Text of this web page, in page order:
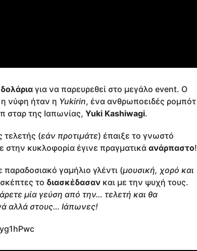
για να παρευρεθεί στο μεγάλο event. Ο
η νύφη ήταν η Yukirin, ένα ανθρωποειδές ρομπότ
σταρ της Ιαπωνίας, Yuki Kashiwagi.
τελετής (εάν προτιμάτε) έπαιξε το γνωστό
στην κυκλοφορία έγινε πραγματικά ανάρπαστο!
γαμήλιο γλέντι (μουσική, χορό και
το διασκέδασαν και με την ψυχή τους.
μία γεύση από την… τελετή και θα
αλλά στους… Ιάπωνες!